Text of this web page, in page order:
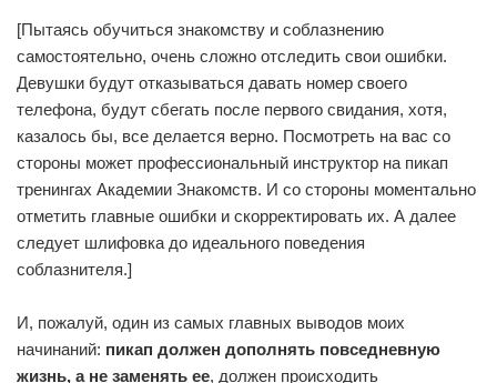
[Пытаясь обучиться знакомству и соблазнению
самостоятельно, очень сложно отследить свои ошибки.
Девушки будут отказываться давать номер своего
телефона, будут сбегать после первого свидания, хотя,
казалось бы, все делается верно. Посмотреть на вас со
стороны может профессиональный инструктор на пикап
тренингах Академии Знакомств. И со стороны моментально
отметить главные ошибки и скорректировать их. А далее
следует шлифовка до идеального поведения
соблазнителя.]
И, пожалуй, один из самых главных выводов моих
начинаний: пикап должен дополнять повседневную
жизнь, а не заменять ее, должен происходить